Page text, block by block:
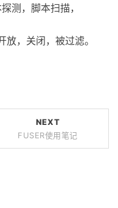
测，脚本扫描，
，关闭，被过滤。
NEXT
FUSER使用笔记